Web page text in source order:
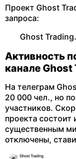
Проект Ghost
запроса:
Ghost Trading.
Активность
канале
На телеграм
20 000 чел., но
участников.
проекта состоит
существенным
отключены,